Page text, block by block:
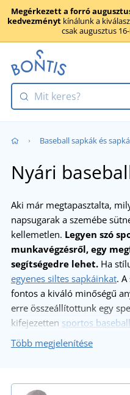
Megérkezett a forró
kedvezményt kínálunk a
csak augusztus
Baseball sapkák és
Nyári
Aki már megtapasztalta,
napsugarak a szemébe
kellemetlen. Legyen szó
munkavégzésről, egy
segítségedre lehet. Ha
egyenes siltes sapkáinkat.
fontos a kiváló minőségű
erre összeállítottunk egy
kifejezetten sportos
céged részére keresel
szeretnél alkalmazottaid
promóciós célokra is
Több megjelenítése